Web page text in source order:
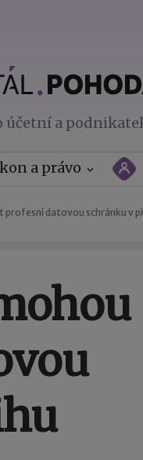
účetní a
a právo
profesní datovou schránku v